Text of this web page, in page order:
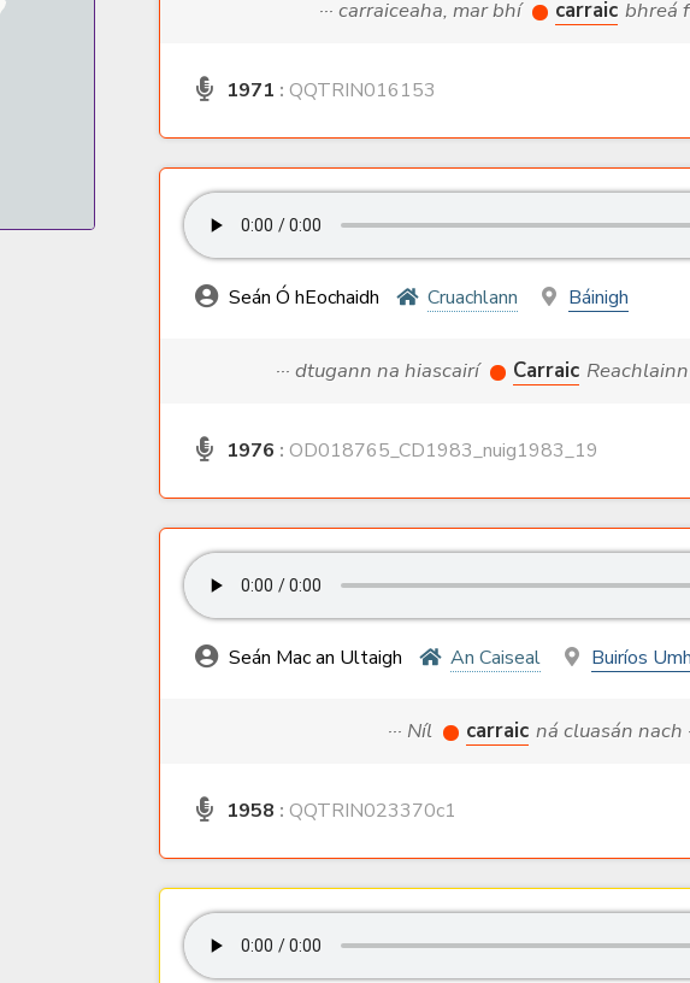
··· carraiceaha, mar bhí carraic bhreá
1971 : QQTRIN016153
Seán Ó hEochaidh Cruachlann Báinigh
··· dtugann na hiascairí Carraic Reachlainn
1976 : OD018765_CD1983_nuig1983_19
Seán Mac an Ultaigh An Caiseal Buiríos
··· Níl carraic ná cluasán nach
1958 : QQTRIN023370c1